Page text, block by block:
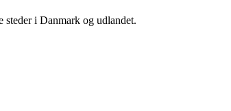
steder i Danmark og udlandet.